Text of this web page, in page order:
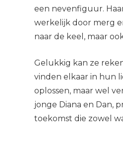
een nevenfiguur.
werkelijk door merg
naar de keel, maar
Gelukkig kan ze
vinden elkaar in hun
oplossen, maar wel
jonge Diana en Dan,
toekomst die zowel